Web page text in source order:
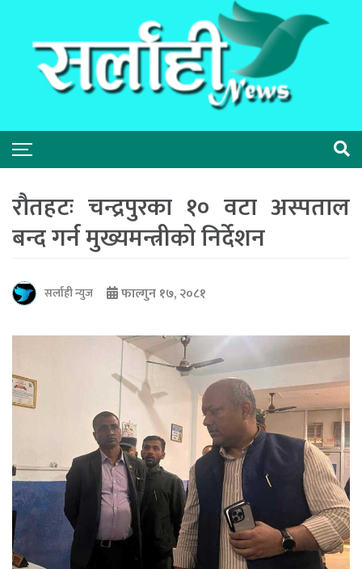
रौतहटः चन्द्रपुरका १० वटा अस्पताल
बन्द गर्न मुख्यमन्त्रीको निर्देशन
सर्लाही न्युज फाल्गुन १७, २०८१